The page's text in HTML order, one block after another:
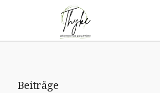
Beiträge